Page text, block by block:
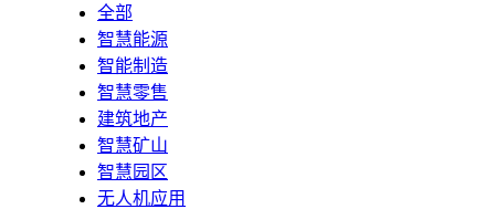
全部
智慧能源
智能制造
智慧零售
建筑地产
智慧矿山
智慧园区
无人机应用